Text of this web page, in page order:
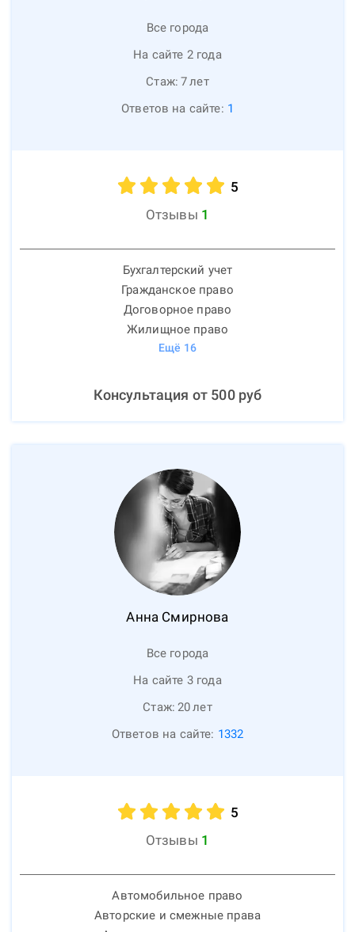
Все города
На сайте 2 года
Стаж: 7лет
Ответов на сайте: 1
5
Отзывы 1
Бухгалтерский учет
Гражданское право
Договорное право
Жилищное право
Ещё 16
Консультация от 500руб
Анна Смирнова
Все города
На сайте 3 года
Стаж: 20лет
Ответов на сайте: 1332
5
Отзывы 1
Автомобильное право
Авторские и смежные права